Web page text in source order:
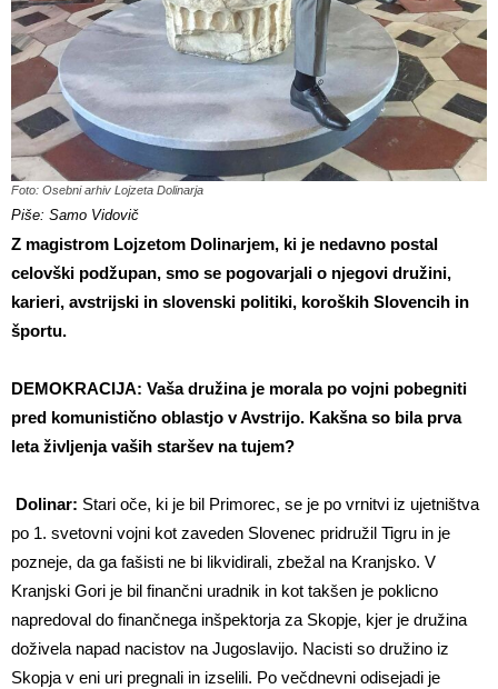
Foto: Osebni arhiv Lojzeta Dolinarja
Piše: Samo Vidovič
Z magistrom Lojzetom Dolinarjem, ki je nedavno postal
celovški podžupan, smo se pogovarjali o njegovi družini,
karieri, avstrijski in slovenski politiki, koroških Slovencih in
športu.
DEMOKRACIJA: Vaša družina je morala po vojni pobegniti
pred komunistično oblastjo v Avstrijo. Kakšna so bila prva
leta življenja vaših staršev na tujem?
Dolinar: Stari oče, ki je bil Primorec, se je po vrnitvi iz ujetništva
po 1. svetovni vojni kot zaveden Slovenec pridružil Tigru in je
pozneje, da ga fašisti ne bi likvidirali, zbežal na Kranjsko. V
Kranjski Gori je bil finančni uradnik in kot takšen je poklicno
napredoval do finančnega inšpektorja za Skopje, kjer je družina
doživela napad nacistov na Jugoslavijo. Nacisti so družino iz
Skopja v eni uri pregnali in izselili. Po večdnevni odisejadi je